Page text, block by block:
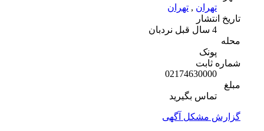
تهران,تهران
تاریخ انتشار
نردبان
شماره ثابت
02174630000
تماس بگیرید
گزارش مشکل آگهی